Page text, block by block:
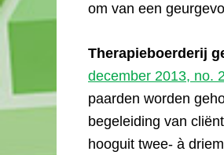
om van een
Therapieboerderij
december 2013, no.
paarden worden
begeleiding van
hooguit twee- à